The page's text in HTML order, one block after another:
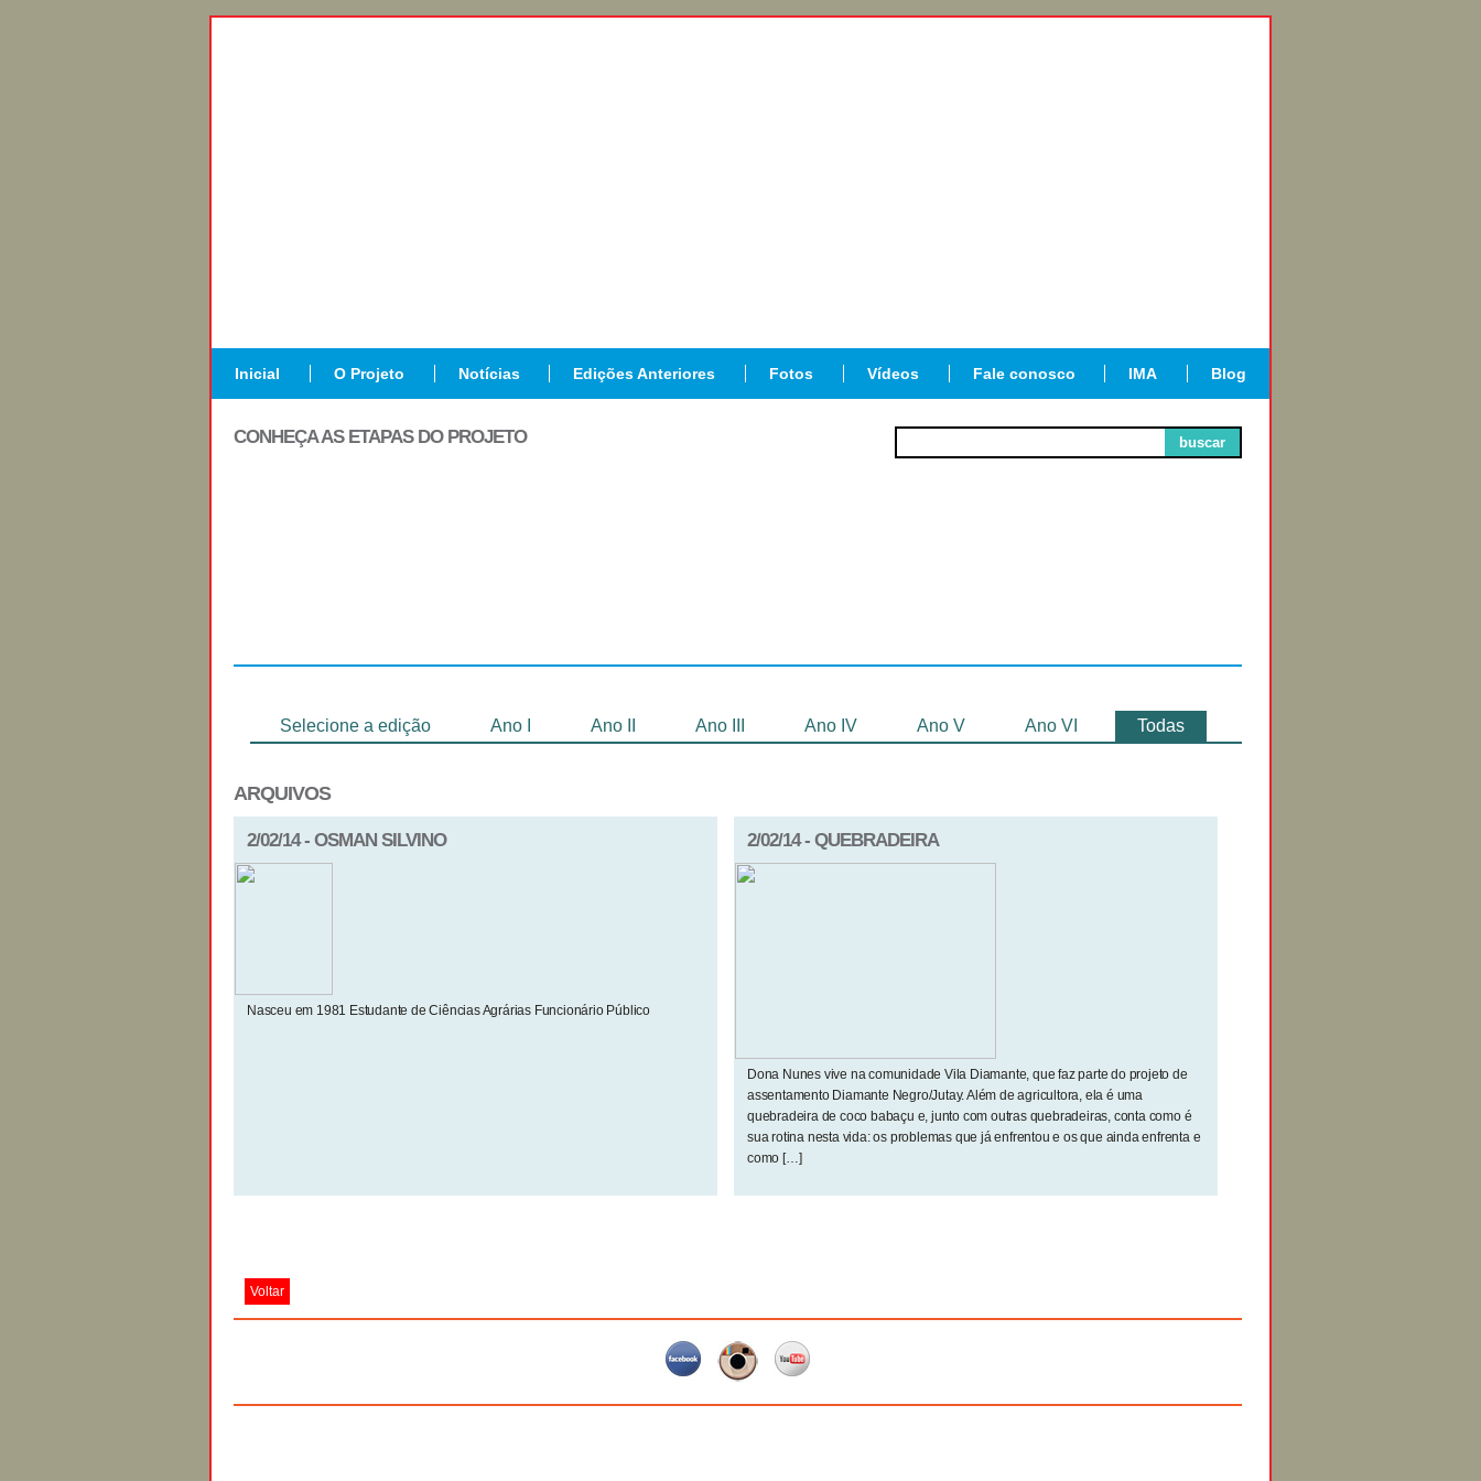
Inicial O Projeto Notícias Edições Anteriores Fotos Vídeos Fale conosco IMA Blog
buscar
CONHEÇA AS ETAPAS DO PROJETO
Selecione a edição Ano I Ano II Ano III Ano IV Ano V Ano VI Todas
ARQUIVOS
2/02/14 - OSMAN SILVINO
Nasceu em 1981 Estudante de Ciências Agrárias Funcionário Público
2/02/14 - QUEBRADEIRA
Dona Nunes vive na comunidade Vila Diamante, que faz parte do projeto de
assentamento Diamante Negro/Jutay. Além de agricultora, ela é uma
quebradeira de coco babaçu e, junto com outras quebradeiras, conta como é
sua rotina nesta vida: os problemas que já enfrentou e os que ainda enfrenta e
como […]
Voltar